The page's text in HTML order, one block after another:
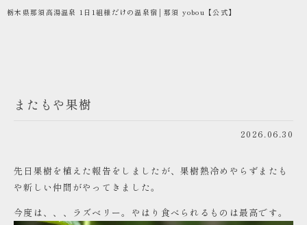
栃木県那須高湯温泉 1日1組様だけの温泉宿│那須 yobou【公式】
またもや果樹
2026.06.30
先日果樹を植えた報告をしましたが、果樹熱冷めやらずまたも
や新しい仲間がやってきました。
今度は、、、ラズベリー。やはり食べられるものは最高です。